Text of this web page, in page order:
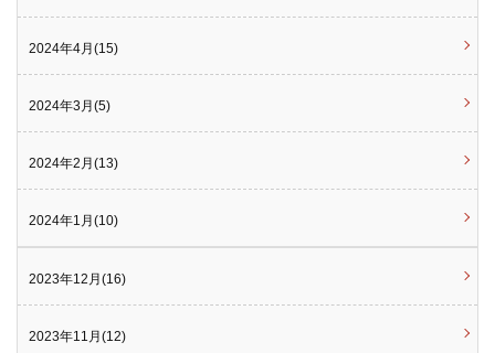
2024年4月(15)
2024年3月(5)
2024年2月(13)
2024年1月(10)
2023年12月(16)
2023年11月(12)